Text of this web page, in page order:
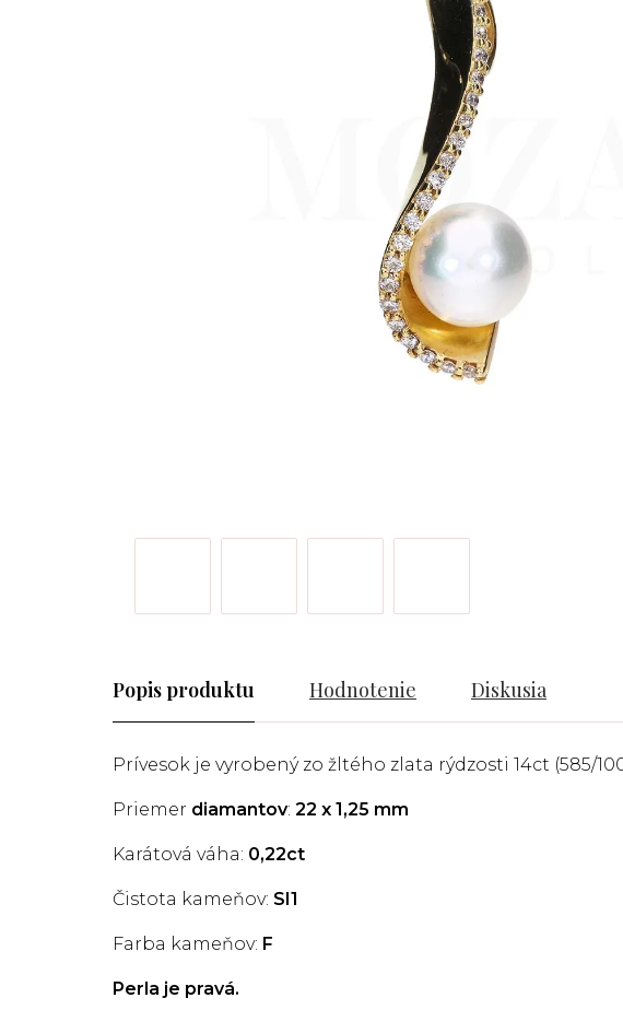
Popis Hodnotenie Diskusia
Prívesok je vyrobený zo žltého zlata rýdzosti 14ct (585/
Priemer diamantov: 22 x 1,25 mm
Karátová váha: 0,22ct
Čistota kameňov: SI1
Farba kameňov: F
Perla je pravá.